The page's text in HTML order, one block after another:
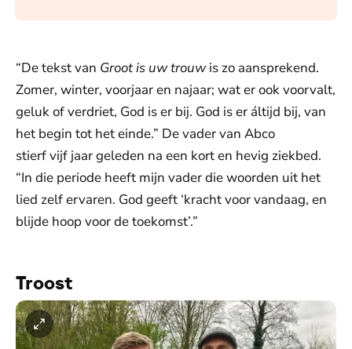
“De tekst van Groot is uw trouwis zo aansprekend.
Zomer, winter, voorjaar en najaar; wat er ook voorvalt,
geluk of verdriet, God is er bij. God is er áltijd bij, van
het begin tot het einde.” De vader van Abco
stierf vijf jaar geleden na een kort en hevig ziekbed.
“In die periode heeft mijn vader die woorden uit het
lied zelf ervaren. God geeft ‘kracht voor vandaag, en
blijde hoop voor de toekomst’.”
Troost